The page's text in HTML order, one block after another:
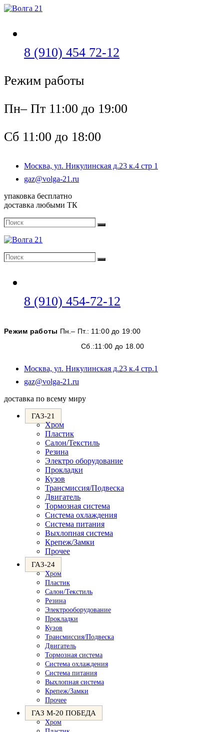
Перейти
8 (910) 454 72-12
Режим работы
Пн– Пт 11:00 до 19:00
Сб 11:00 до 18:00
Москва, ул. Никулинская д.23 к.4 стр 1
gaz@volga-21.ru
упаковка бесплатно
доставка любыми ТК
Поиск
Поиск
Поиск
Поиск
8 (910) 454-72-12
вашем
приложении
Режим работы Пн.– Пт.: 11:00 до 19:00
Сб.:11:00 до 18.00
Москва, ул. Никулинская д.23 к.4 стр.1
gaz@volga-21.ru
вашем
доставка по всему миру
ГАЗ-21
Хром
Пластик
Салон/Текстиль
Резина
Электро оборудование
Прокладки
Кузов
Трансмиссия/Подвеска
Двигатель
Тормозная система
Система охлаждения
Система питания
Выхлопная система
Крепеж/Замки
Прочее
ГАЗ-24
Хром
Пластик
Салон/Текстиль
Резина
Электрооборудование
Прокладки
Кузов
Трансмиссия/Подвеска
Двигатель
Тормозная система
Система охлаждения
Система питания
Выхлопная система
Крепеж/Замки
Прочее
ГАЗ М-20 ПОБЕДА
Хром